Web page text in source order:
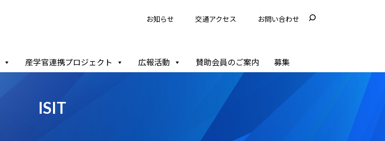
お知らせ 交通アクセス お問い合わせ
産学官連携プロジェクト 広報活動 賛助会員のご案内 募集
ISIT